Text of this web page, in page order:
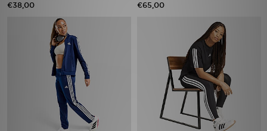
€38,00 €65,00